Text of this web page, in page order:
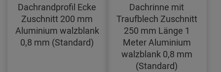
Dachrandprofil Ecke
Zuschnitt 200 mm
Aluminium walzblank
0,8 mm (Standard)
Dachrinne mit
Traufblech Zuschnitt
250 mm Länge 1
Meter Aluminium
walzblank 0,8 mm
(Standard)